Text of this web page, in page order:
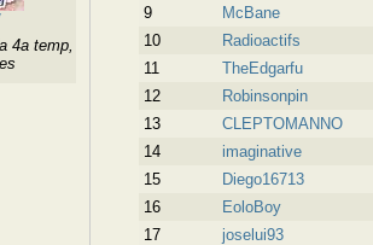
4a temp,
9
McBane
10
Radioactifs
11
TheEdgarfu
12
Robinsonpin
13
CLEPTOMANNO
14
imaginative
15
Diego16713
16
EoloBoy
17
joselui93